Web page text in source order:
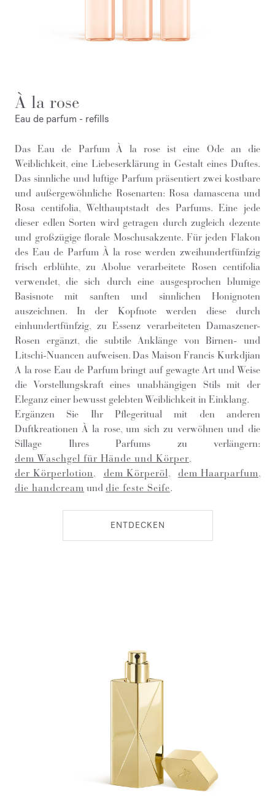
À la rose
Eau de parfum - refills
Das Eau de Parfum À la rose ist eine Ode an die
Weiblichkeit, eine Liebeserklärung in Gestalt eines Duftes.
Das sinnliche und luftige Parfum präsentiert zwei kostbare
und außergewöhnliche Rosenarten: Rosa damascena und
Rosa centifolia, Welthauptstadt des Parfums. Eine jede
dieser edlen Sorten wird getragen durch zugleich dezente
und großzügige florale Moschusakzente. Für jeden Flakon
des Eau de Parfum À la rose werden zweihundertfünfzig
frisch erblühte, zu Abolue verarbeitete Rosen centifolia
verwendet, die sich durch eine ausgesprochen blumige
Basisnote mit sanften und sinnlichen Honignoten
auszeichnen. In der Kopfnote werden diese durch
einhundertfünfzig, zu Essenz verarbeiteten Damaszener-
Rosen ergänzt, die subtile Anklänge von Birnen- und
Litschi-Nuancen aufweisen. Das Maison Francis Kurkdjian
A la rose Eau de Parfum bringt auf gewagte Art und Weise
die Vorstellungskraft eines unabhängigen Stils mit der
Eleganz einer bewusst gelebten Weiblichkeit in Einklang.
Ergänzen Sie Ihr Pflegeritual mit den anderen
Duftkreationen À la rose, um sich zu verwöhnen und die
Sillage Ihres Parfums zu verlängern:
dem Waschgel für Hände und Körper
der Körperlotion
dem Körperöl dem Haarparfum
die handcream und die feste Seife.
ENTDECKEN